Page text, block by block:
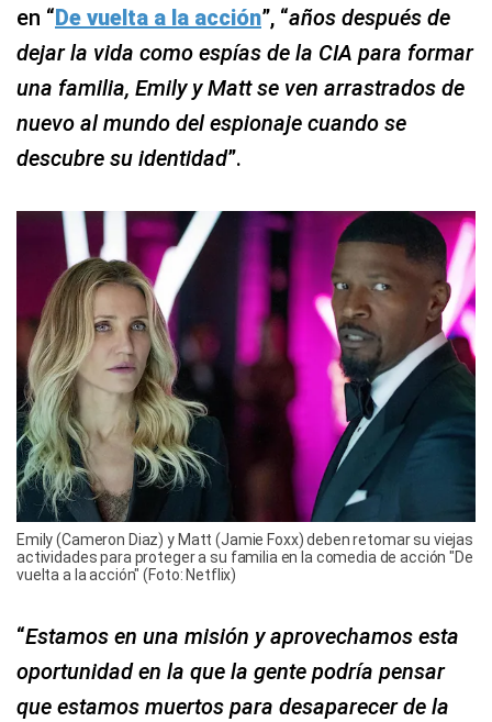
en “De vuelta a la acción”, “años después de
dejar la vida como espías de la CIA para formar
una familia, Emily y Matt se ven arrastrados de
nuevo al mundo del espionaje cuando se
descubre su identidad”.
Emily (Cameron Diaz) y Matt (Jamie Foxx) deben retomar su viejas
actividades para proteger a su familia en la comedia de acción "De
vuelta a la acción" (Foto: Netflix)
“Estamos en una misión y aprovechamos esta
oportunidad en la que la gente podría pensar
que estamos muertos para desaparecer de la